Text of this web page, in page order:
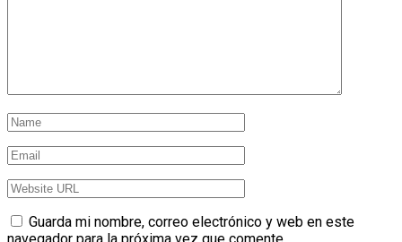
Guarda mi nombre, correo electrónico y web en este
navegador para la próxima vez que comente.